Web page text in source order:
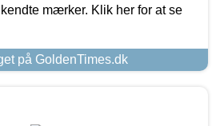
mærker. Klik her for at se
på GoldenTimes.dk